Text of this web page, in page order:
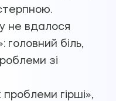
не вдалося
головний біль,
зі
проблеми гірші»,